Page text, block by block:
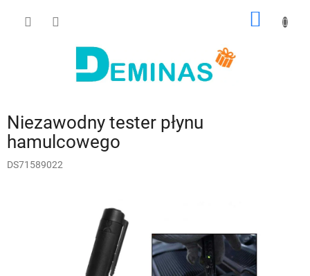
Niezawodny tester płynu
hamulcowego
DS71589022